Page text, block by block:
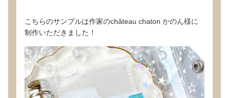
こちらのサンプルは作家のchâteau chaton かのん様に
制作いただきました！